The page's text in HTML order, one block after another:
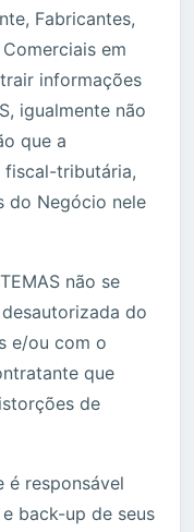
Fabricantes,
em
informações
igualmente não
que a
fiscal-tributária,
do Negócio nele
não se
do
e/ou com o
que
de
responsável
back-up de seus